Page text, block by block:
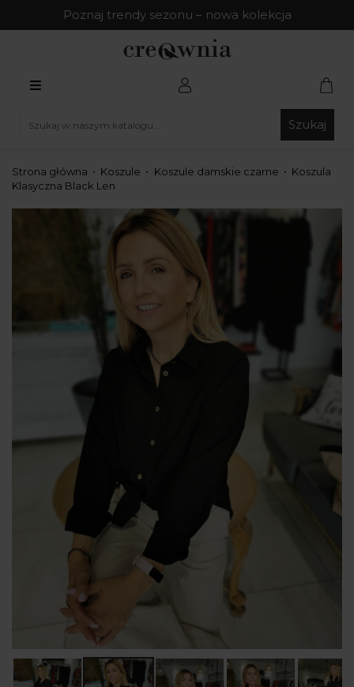
Poznaj trendy sezonu – nowa kolekcja
Szukaj
Strona główna Koszule Koszule damskie czarne
Koszula
Klasyczna Black Len